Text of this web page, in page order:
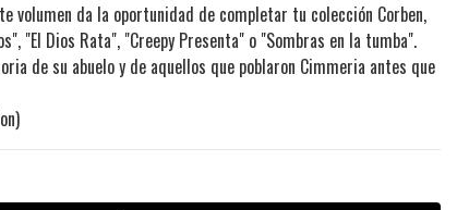
volumen da la oportunidad de completar tu colección Corben,
"El Dios Rata", "Creepy Presenta" o "Sombras en la tumba".
de su abuelo y de aquellos que poblaron Cimmeria antes que